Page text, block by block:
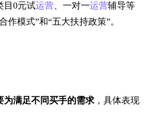
目0元试运营、一对一运营辅导等
作模式”和“五大扶持政策”。
为满足不同买手的需求，具体表现